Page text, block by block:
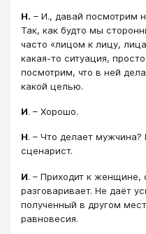
Н. – И., давай посмотрим
Так, как будто мы
часто «лицом к лицу,
какая-то ситуация,
посмотрим, что в ней
какой целью.
И. – Хорошо.
Н. – Что делает мужчина?
сценарист.
И. – Приходит к женщине,
разговаривает. Не даёт
полученный в другом
равновесия.